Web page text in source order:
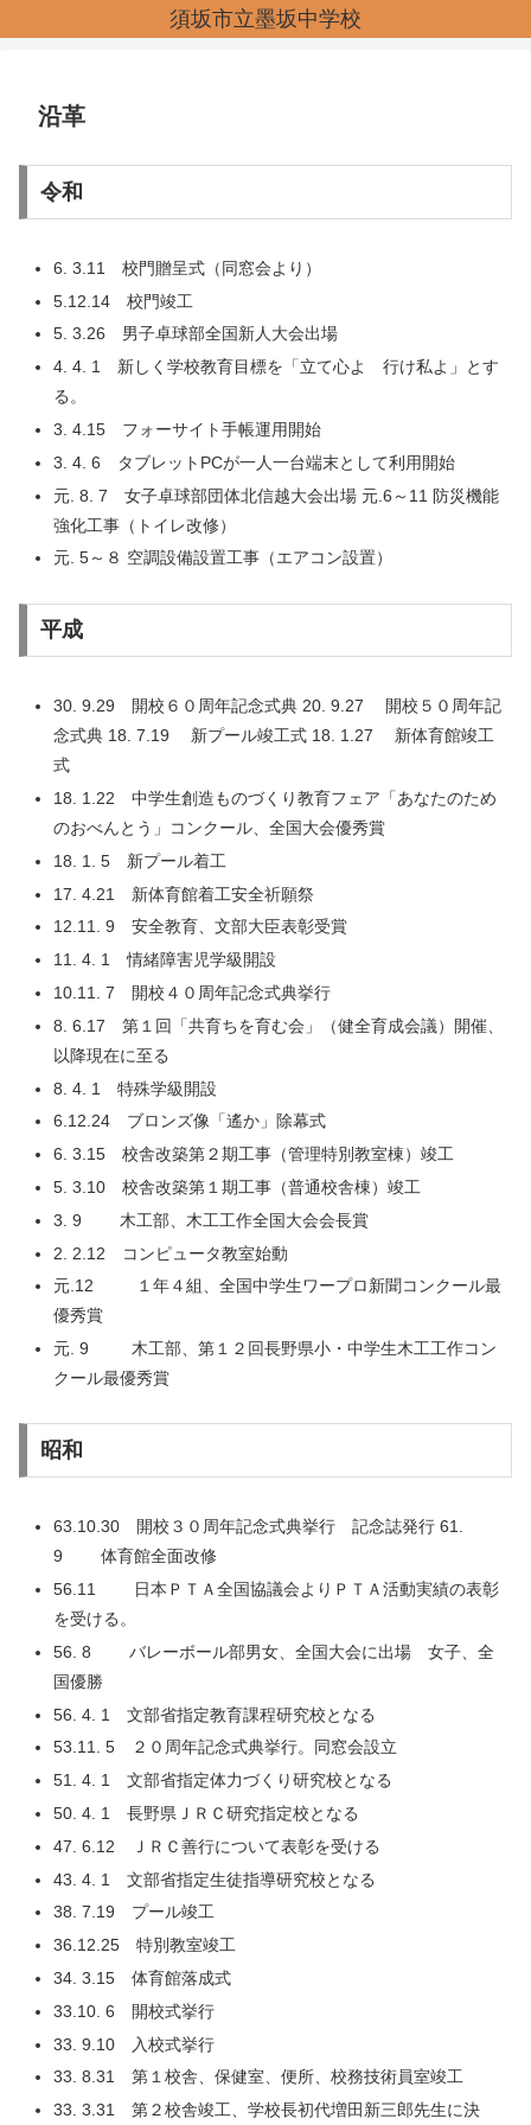
須坂市立墨坂中学校
沿革
令和
6. 3.11 校門贈呈式（同窓会より）
5.12.14 校門竣工
5. 3.26 男子卓球部全国新人大会出場
4. 4. 1 新しく学校教育目標を「立て心よ 行け私よ」とす
る。
3. 4.15 フォーサイト手帳運用開始
3. 4. 6 タブレットPCが一人一台端末として利用開始
元. 8. 7 女子卓球部団体北信越大会出場 元.6～11 防災機能
強化工事（トイレ改修）
元. 5～８ 空調設備設置工事（エアコン設置）
平成
30. 9.29 開校６０周年記念式典 20. 9.27 開校５０周年記
念式典 18. 7.19 新プール竣工式 18. 1.27 新体育館竣工
式
18. 1.22 中学生創造ものづくり教育フェア「あなたのため
のおべんとう」コンクール、全国大会優秀賞
18. 1. 5 新プール着工
17. 4.21 新体育館着工安全祈願祭
12.11. 9 安全教育、文部大臣表彰受賞
11. 4. 1 情緒障害児学級開設
10.11. 7 開校４０周年記念式典挙行
8. 6.17 第１回「共育ちを育む会」（健全育成会議）開催、
以降現在に至る
8. 4. 1 特殊学級開設
6.12.24 ブロンズ像「遙か」除幕式
6. 3.15 校舎改築第２期工事（管理特別教室棟）竣工
5. 3.10 校舎改築第１期工事（普通校舎棟）竣工
3. 9 木工部、木工工作全国大会会長賞
2. 2.12 コンピュータ教室始動
元.12 １年４組、全国中学生ワープロ新聞コンクール最
優秀賞
元. 9 木工部、第１２回長野県小・中学生木工工作コン
クール最優秀賞
昭和
63.10.30 開校３０周年記念式典挙行 記念誌発行 61.
9 体育館全面改修
56.11 日本ＰＴＡ全国協議会よりＰＴＡ活動実績の表彰
を受ける。
56. 8 バレーボール部男女、全国大会に出場 女子、全
国優勝
56. 4. 1 文部省指定教育課程研究校となる
53.11. 5 ２０周年記念式典挙行。同窓会設立
51. 4. 1 文部省指定体力づくり研究校となる
50. 4. 1 長野県ＪＲＣ研究指定校となる
47. 6.12 ＪＲＣ善行について表彰を受ける
43. 4. 1 文部省指定生徒指導研究校となる
38. 7.19 プール竣工
36.12.25 特別教室竣工
34. 3.15 体育館落成式
33.10. 6 開校式挙行
33. 9.10 入校式挙行
33. 8.31 第１校舎、保健室、便所、校務技術員室竣工
33. 3.31 第２校舎竣工、学校長初代増田新三郎先生に決